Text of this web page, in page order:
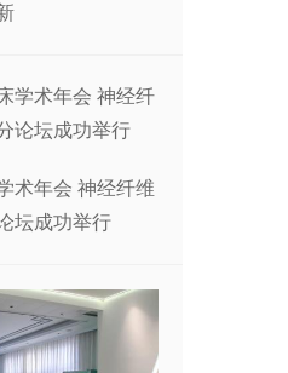
术年会 神经纤维
坛成功举行